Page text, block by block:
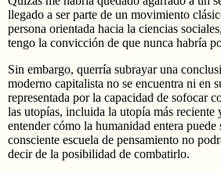
llegado a ser parte de un movimiento
persona orientada hacia la ciencias
tengo la convicción de que nunca habría
Sin embargo, querría subrayar una
moderno capitalista no se encuentra ni en
representada por la capacidad de sofocar
las utopías, incluida la utopía más
entender cómo la humanidad entera
consciente escuela de pensamiento no
decir de la posibilidad de combatirlo.